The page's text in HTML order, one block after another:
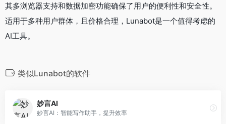
其多浏览器支持和数据加密功能确保了用户的便利性和安全性。
适用于多种用户群体，且价格合理，Lunabot是一个值得考虑的
AI工具。
类似Lunabot的软件
妙言AI
妙言AI：智能写作助手，提升效率